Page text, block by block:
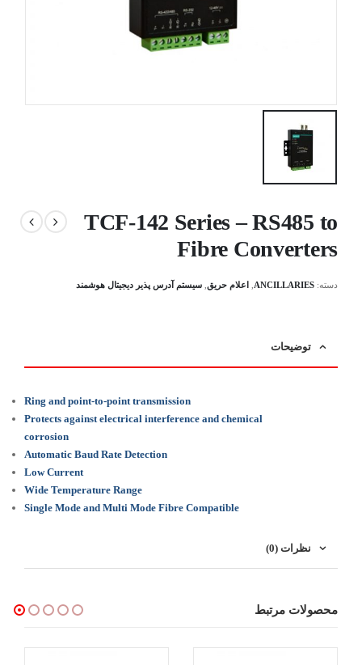
TCF-142 Series – RS485 to
Fibre Converters
دسته: ANCILLARIES اعلام حریق سیستم آدرس پذیر دیجیتال هوشمند
توضیحات
Ring and point-to-point transmission
Protects against electrical interference and chemical
corrosion
Automatic Baud Rate Detection
Low Current
Wide Temperature Range
Single Mode and Multi Mode Fibre Compatible
نظرات (0)
محصولات مرتبط